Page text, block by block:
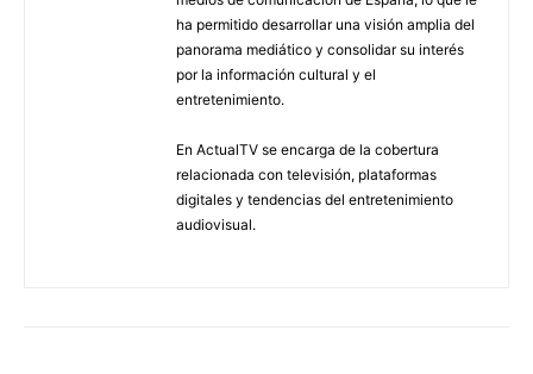
ha permitido desarrollar una visión amplia del
panorama mediático y consolidar su interés
por la información cultural y el
entretenimiento.
En ActualTV se encarga de la cobertura
relacionada con televisión, plataformas
digitales y tendencias del entretenimiento
audiovisual.